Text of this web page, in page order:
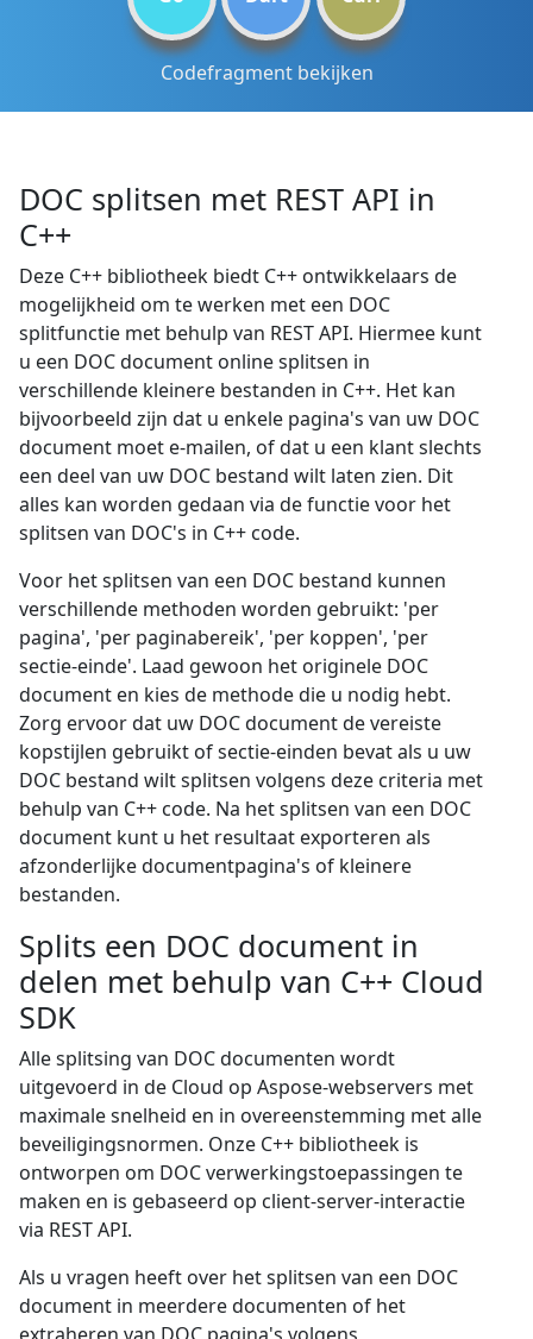
Codefragment bekijken
DOC splitsen met REST API in
C++
Deze C++ bibliotheek biedt C++ ontwikkelaars de
mogelijkheid om te werken met een DOC
splitfunctie met behulp van REST API. Hiermee kunt
u een DOC document online splitsen in
verschillende kleinere bestanden in C++. Het kan
bijvoorbeeld zijn dat u enkele pagina's van uw DOC
document moet e-mailen, of dat u een klant slechts
een deel van uw DOC bestand wilt laten zien. Dit
alles kan worden gedaan via de functie voor het
splitsen van DOC's in C++ code.
Voor het splitsen van een DOC bestand kunnen
verschillende methoden worden gebruikt: 'per
pagina', 'per paginabereik', 'per koppen', 'per
sectie-einde'. Laad gewoon het originele DOC
document en kies de methode die u nodig hebt.
Zorg ervoor dat uw DOC document de vereiste
kopstijlen gebruikt of sectie-einden bevat als u uw
DOC bestand wilt splitsen volgens deze criteria met
behulp van C++ code. Na het splitsen van een DOC
document kunt u het resultaat exporteren als
afzonderlijke documentpagina's of kleinere
bestanden.
Splits een DOC document in
delen met behulp van C++ Cloud
SDK
Alle splitsing van DOC documenten wordt
uitgevoerd in de Cloud op Aspose-webservers met
maximale snelheid en in overeenstemming met alle
beveiligingsnormen. Onze C++ bibliotheek is
ontworpen om DOC verwerkingstoepassingen te
maken en is gebaseerd op client-server-interactie
via REST API.
Als u vragen heeft over het splitsen van een DOC
document in meerdere documenten of het